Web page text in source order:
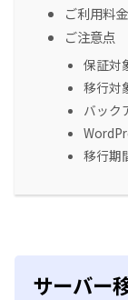
ご利用料金
ご注意点
保証対
移行対
バック
移行期
サーバー